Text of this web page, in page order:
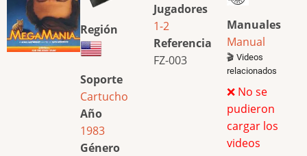
Región
Soporte
Cartucho
Año
1983
Género
Jugadores
1-2
Referencia
FZ-003
Manuales
Manual
🎬 Videos
relacionados
❌ No se
pudieron
cargar los
videos